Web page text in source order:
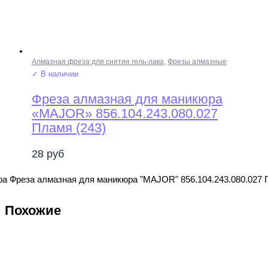
Алмазная фреза для снятия гель-лака, Фрезы алмазные
✓ В наличии
Фреза алмазная для маникюра
«MAJOR» 856.104.243.080.027
Пламя (243)
28 руб
Фреза алмазная для маникюра "MAJOR" 856.104.243.080.027
Похожие